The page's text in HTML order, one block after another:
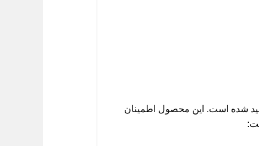
تولید شده است. این محصول اطمینان